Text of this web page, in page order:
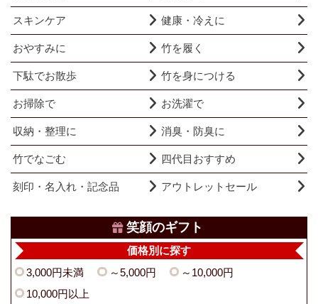
スキンケア 健康・冷えに
おやすみに 竹を履く
下駄でお散歩 竹を身につける
お掃除で お洗濯で
収納・整理に 消臭・防臭に
竹でなごむ 四代目おすすめ
刻印・名入れ・記念品 アウトレットセール
笑顔のギフト
価格別に探す
3,000円未満 ～5,000円
～10,000円
10,000円以上